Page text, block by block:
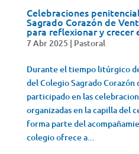
Celebraciones
Sagrado Corazón de
para reflexionar y crecer
7 Abr 2025 | Pastoral
Durante el tiempo litúrgico
del Colegio Sagrado Corazón
participado en las
organizadas en la capilla del
forma parte del
colegio ofrece a...